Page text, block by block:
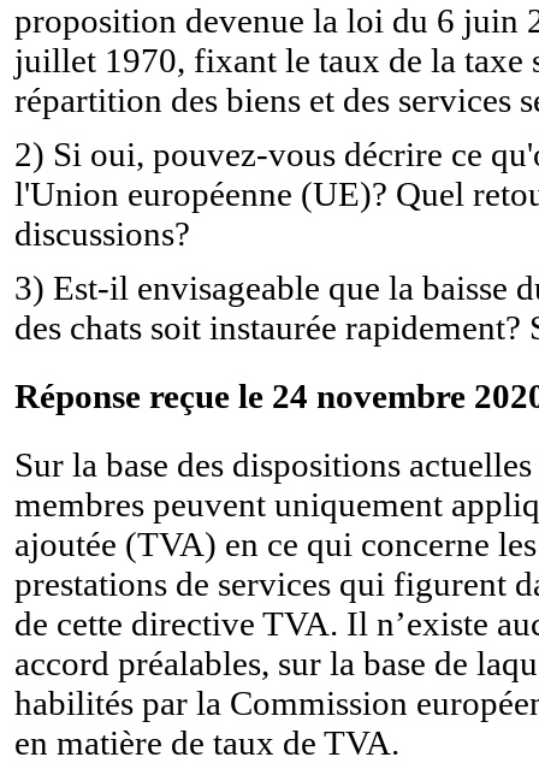
proposition devenue la loi du 6 juin
juillet 1970, fixant le taux de la taxe
répartition des biens et des services
2) Si oui, pouvez-vous décrire ce
l'Union européenne (UE)? Quel
discussions?
3) Est-il envisageable que la baisse
des chats soit instaurée
Réponse reçue le 24 novembre
Sur la base des dispositions
membres peuvent uniquement
ajoutée (TVA) en ce qui concerne
prestations de services qui figurent
de cette directive TVA. Il n’existe
accord préalables, sur la base de
habilités par la Commission
en matière de taux de TVA.